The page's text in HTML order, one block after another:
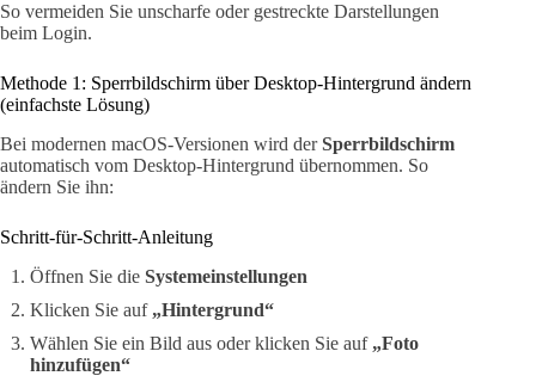
So vermeiden Sie unscharfe oder gestreckte Darstellungen
beim Login.
Methode 1: Sperrbildschirm über Desktop-Hintergrund ändern
(einfachste Lösung)
Bei modernen macOS-Versionen wird derSperrbildschirm
automatisch vom Desktop-Hintergrund übernommen. So
ändern Sie ihn:
Schritt-für-Schritt-Anleitung
Öffnen Sie die Systemeinstellungen
Klicken Sie auf „Hintergrund“
Wählen Sie ein Bild aus oder klicken Sie auf „Foto
hinzufügen“